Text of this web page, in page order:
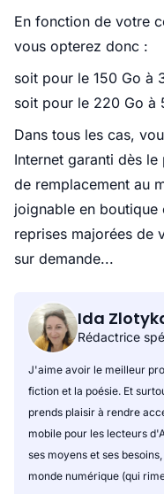
En fonction de votre
vous opterez donc :
soit pour le 150 Go à
soit pour le 220 Go à
Dans tous les cas,
Internet garanti dès
de remplacement au
joignable en boutique
reprises majorées de
sur demande...
Ida
Rédactrice
J'aime avoir le meilleur
fiction et la poésie. Et
prends plaisir à rendre
mobile pour les lecteurs
ses moyens et ses
monde numérique (qui